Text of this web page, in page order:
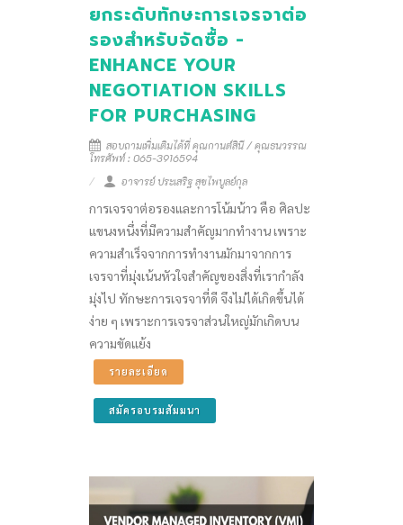
ยกระดับทักษะการเจรจาต่อ
รองสำหรับจัดซื้อ -
ENHANCE YOUR
NEGOTIATION SKILLS
FOR PURCHASING
สอบถามเพิ่มเติมได้ที่ คุณกานต์สินี / คุณธนวรรณ
โทรศัพท์ : 065-3916594
อาจารย์ ประเสริฐ สุขไพบูลย์กุล
การเจรจาต่อรองและการโน้มน้าว คือ ศิลปะ
แขนงหนึ่งที่มีความสำคัญมากทำงาน เพราะ
ความสำเร็จจากการทำงานมักมาจากการ
เจรจาที่มุ่งเน้นหัวใจสำคัญของสิ่งที่เรากำลัง
มุ่งไป ทักษะการเจรจาที่ดี จึงไม่ได้เกิดขึ้นได้
ง่าย ๆ เพราะการเจรจาส่วนใหญ่มักเกิดบน
ความขัดแย้ง
รายละเอียด
สมัครอบรมสัมมนา